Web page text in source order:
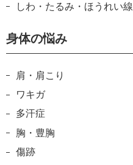
しわ・たるみ・ほうれい線
身体の悩み
肩・肩こり
ワキガ
多汗症
胸・豊胸
傷跡